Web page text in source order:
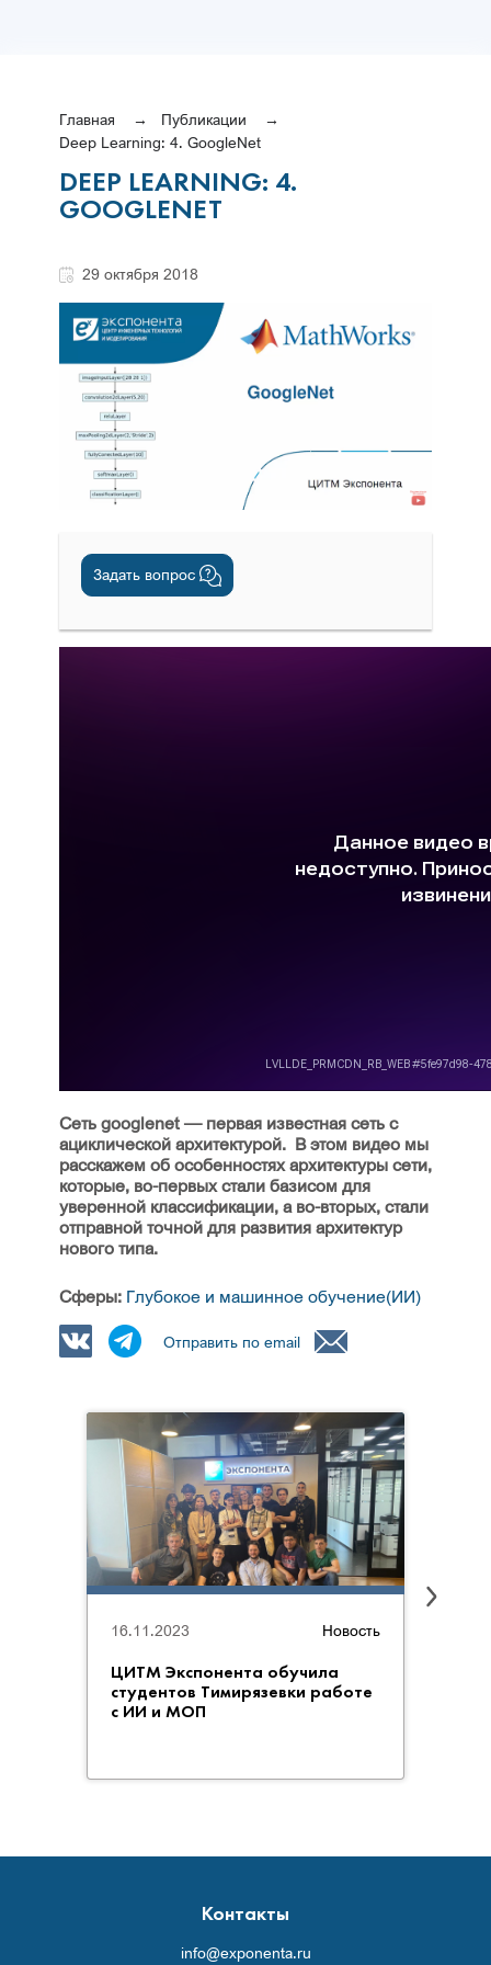
Главная
Публикации
Deep Learning: 4. GoogleNet
DEEP LEARNING: 4.
GOOGLENET
29 октября 2018
Сеть googlenet — первая известная сеть с
ациклической архитектурой. В этом видео мы
расскажем об особенностях архитектуры сети,
которые, во-первых стали базисом для
уверенной классификации, а во-вторых, стали
отправной точной для развития архитектур
нового типа.
Сферы: Глубокое и машинное обучение(ИИ)
Задать вопрос
Отправить по email
Новость
ЦИТМ Экспонента обучила
студентов Тимирязевки работе
с ИИ и МОП
16.11.2023
Контакты
info@exponenta.ru